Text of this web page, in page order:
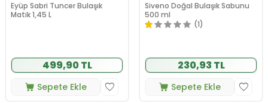
Eyüp Sabri Tuncer Bulaşık
Matik 1,45 L
499,90 TL
Sepete Ekle
Siveno Doğal Bulaşık Sabunu
500 ml
(1)
230,93 TL
Sepete Ekle